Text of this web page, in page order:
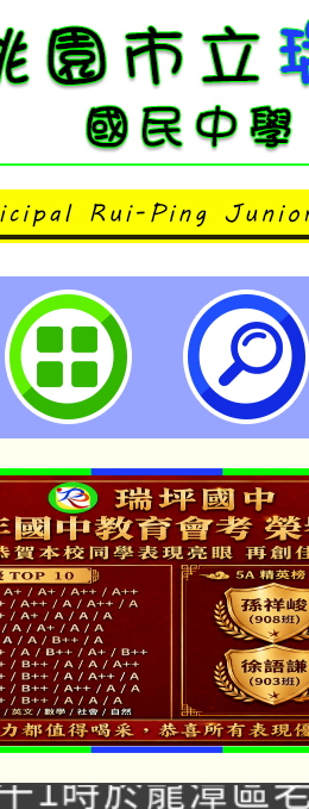
北金鵰微電影展
」8/29、30在
場!
1時於龍潭區